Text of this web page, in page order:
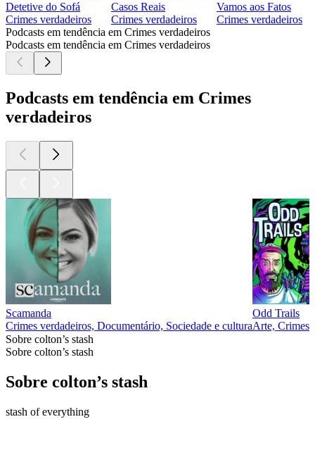
Detetive do Sofá
Crimes verdadeiros
Casos Reais
Crimes verdadeiros
Vamos aos Fatos
Crimes verdadeiros
Podcasts em tendência em Crimes verdadeiros
Podcasts em tendência em Crimes verdadeiros
Podcasts em tendência em Crimes
verdadeiros
Scamanda
Crimes verdadeiros, Documentário, Sociedade e cultura
Odd Trails
Arte, Crimes
Sobre colton’s stash
Sobre colton’s stash
Sobre colton’s stash
stash of everything